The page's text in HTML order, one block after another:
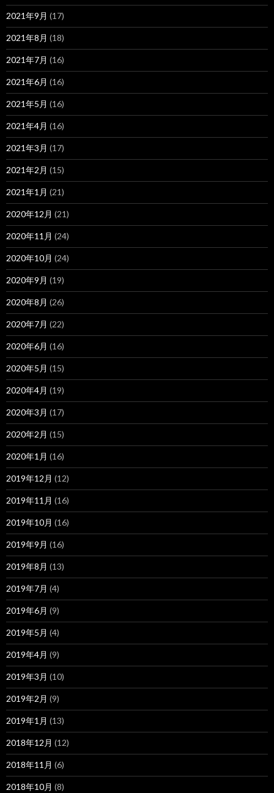
2021年9月 (17)
2021年8月 (18)
2021年7月 (16)
2021年6月 (16)
2021年5月 (16)
2021年4月 (16)
2021年3月 (17)
2021年2月 (15)
2021年1月 (21)
2020年12月 (21)
2020年11月 (24)
2020年10月 (24)
2020年9月 (19)
2020年8月 (26)
2020年7月 (22)
2020年6月 (16)
2020年5月 (15)
2020年4月 (19)
2020年3月 (17)
2020年2月 (15)
2020年1月 (16)
2019年12月 (12)
2019年11月 (16)
2019年10月 (16)
2019年9月 (16)
2019年8月 (13)
2019年7月 (4)
2019年6月 (9)
2019年5月 (4)
2019年4月 (9)
2019年3月 (10)
2019年2月 (9)
2019年1月 (13)
2018年12月 (12)
2018年11月 (6)
2018年10月 (8)